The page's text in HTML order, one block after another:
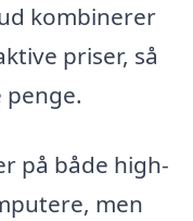
kombinerer
priser, så
på både high-
men